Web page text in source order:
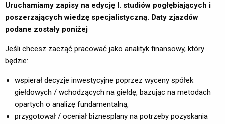
Uruchamiamy zapisy na edycję I. studiów pogłębiających i
poszerzających wiedzę specjalistyczną. Daty zjazdów
podane zostały poniżej
Jeśli chcesz zacząć pracować jako analityk finansowy, który
będzie:
wspierał decyzje inwestycyjne poprzez wyceny spółek
giełdowych / wchodzących na giełdę, bazując na metodach
opartych o analizę fundamentalną,
przygotował / oceniał biznesplany na potrzeby pozyskania